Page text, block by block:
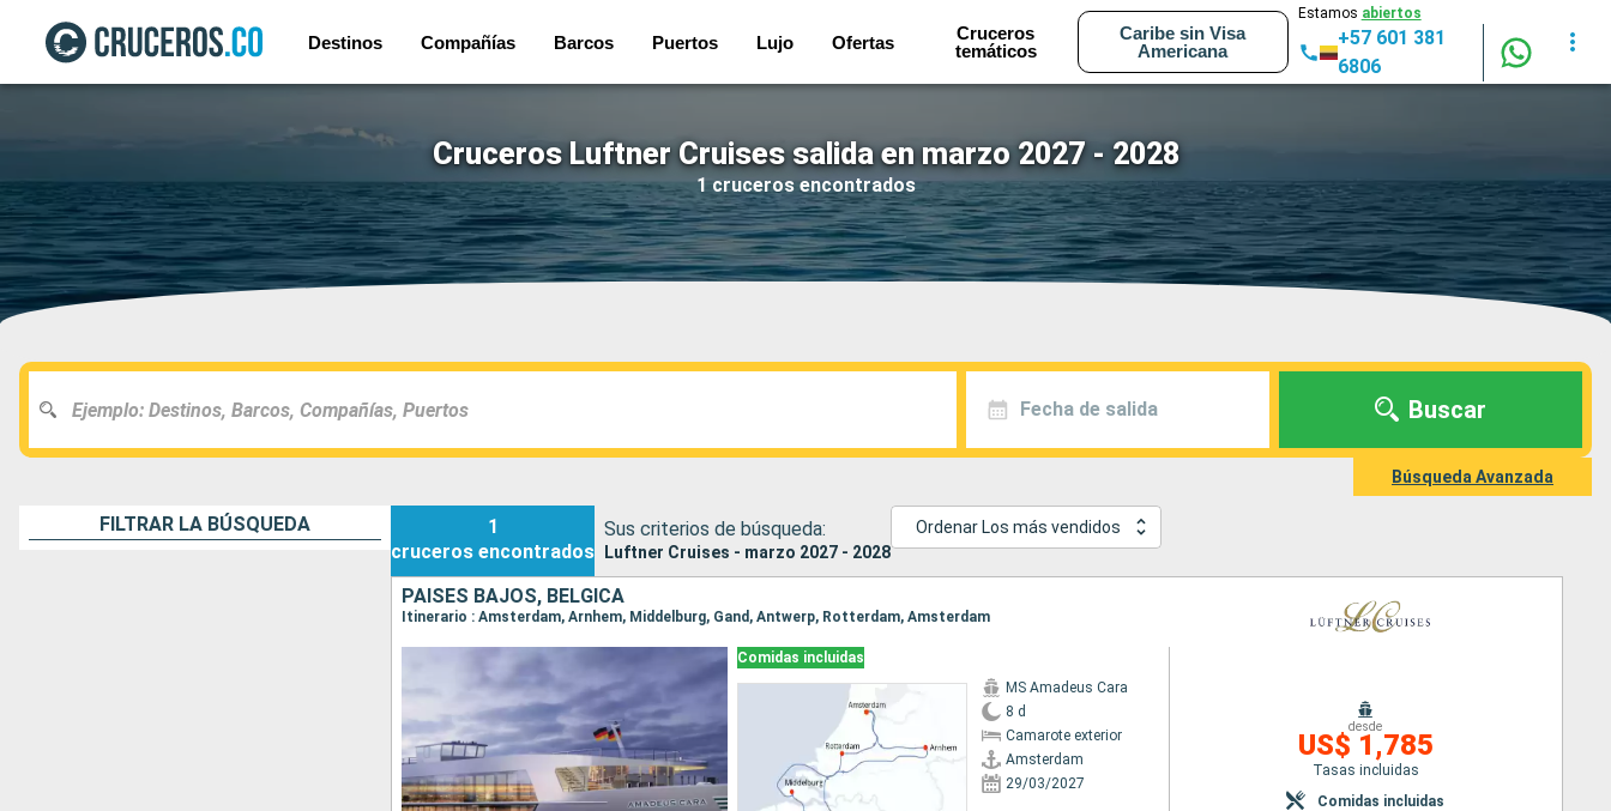
Destinos Compañías Barcos Puertos Lujo Ofertas
Cruceros
temáticos
Caribe sin Visa
Americana
Estamos abiertos
+57 601 381
6806
Cruceros Luftner Cruises salida en marzo 2027 - 2028
1 cruceros encontrados
Fecha de salida Buscar
Búsqueda Avanzada
FILTRAR LA BÚSQUEDA
1
cruceros encontrados
Sus criterios de búsqueda:
Luftner Cruises - marzo 2027 - 2028
Ordenar Los más vendidos
PAISES BAJOS, BÉLGICA
Itinerario : Amsterdam, Arnhem, Middelburg, Gand, Antwerp, Rotterdam, Amsterdam
Comidas incluidas
MS Amadeus Cara
8 d
Camarote exterior
Amsterdam
29/03/2027
desde
US$ 1,785
Tasas incluidas
Comidas incluidas